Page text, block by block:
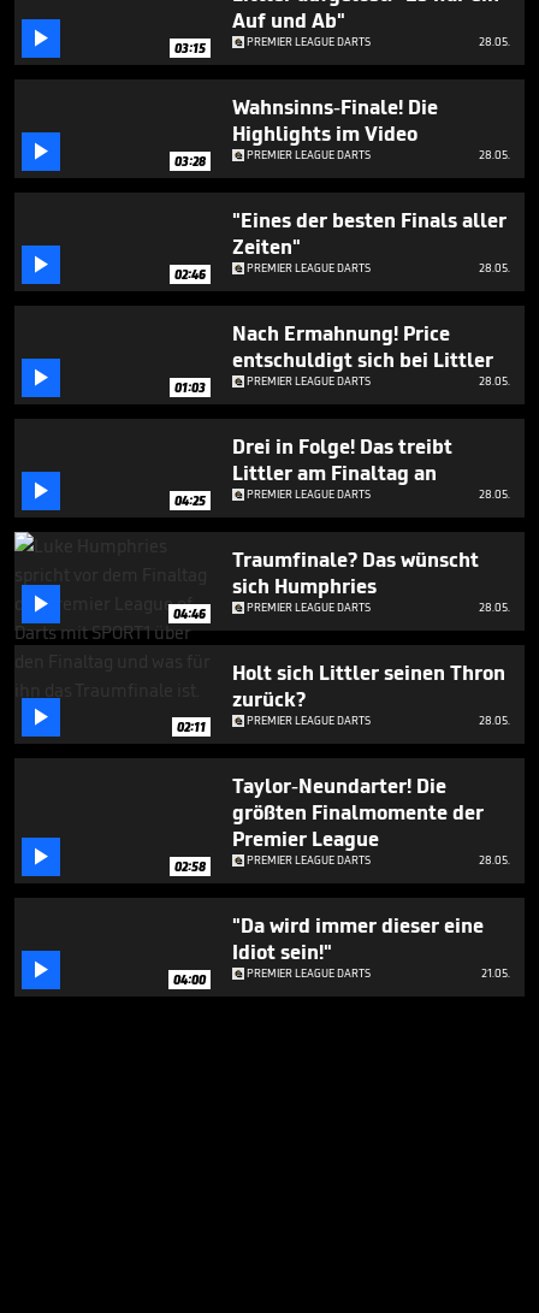
seconds
 03:15
Auf und Ab"
PREMIER LEAGUE DARTS 28.05.
 03:28
Wahnsinns-Finale! Die
Highlights im Video
PREMIER LEAGUE DARTS 28.05.
 02:46
"Eines der besten Finals aller
Zeiten"
PREMIER LEAGUE DARTS 28.05.
 01:03
Nach Ermahnung! Price
entschuldigt sich bei Littler
PREMIER LEAGUE DARTS 28.05.
 04:25
Drei in Folge! Das treibt
Littler am Finaltag an
PREMIER LEAGUE DARTS 28.05.
 04:46
Traumfinale? Das wünscht
sich Humphries
PREMIER LEAGUE DARTS 28.05.
 02:11
Holt sich Littler seinen Thron
zurück?
PREMIER LEAGUE DARTS 28.05.
 02:58
Taylor-Neundarter! Die
größten Finalmomente der
Premier League
PREMIER LEAGUE DARTS 28.05.
 04:00
"Da wird immer dieser eine
Idiot sein!"
PREMIER LEAGUE DARTS 21.05.